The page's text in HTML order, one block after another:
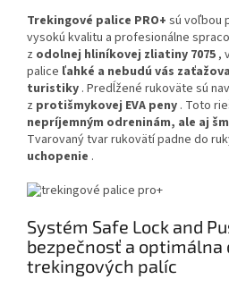
Trekingové palice PRO+ sú voľbou
vysokú kvalitu a profesionálne
z odolnej hliníkovej zliatiny 7075 ,
palice ľahké a nebudú vás
turistiky . Predĺžené rukoväte sú
z protišmykovej EVA peny . Toto
nepríjemným odreninám, ale aj
Tvarovaný tvar rukovätí padne do
uchopenie .
Systém Safe Lock and
bezpečnosť a optimálna
trekingových palíc